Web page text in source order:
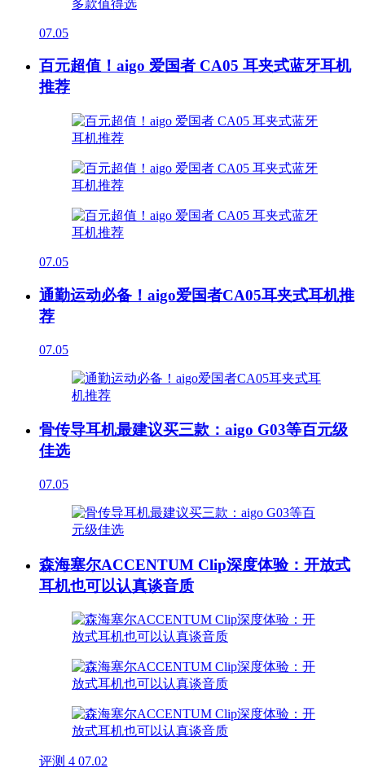
07.05
百元超值！aigo 爱国者 CA05 耳夹式蓝牙耳机
推荐
07.05
通勤运动必备！aigo爱国者CA05耳夹式耳机推
荐
07.05
骨传导耳机最建议买三款：aigo G03等百元级
佳选
07.05
森海塞尔ACCENTUM Clip深度体验：开放式
耳机也可以认真谈音质
评测 4 07.02